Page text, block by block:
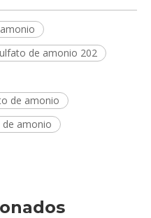
de amonio 202
de amonio
de amonio